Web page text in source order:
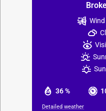
36 %
Detailed weather